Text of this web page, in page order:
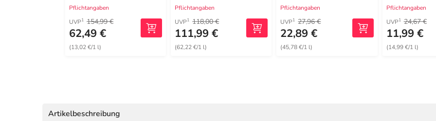
Pflichtangaben
UVP1 154,99 €
62,49 €
(13,02 €/1 l)
Pflichtangaben
UVP1 118,00 €
111,99 €
(62,22 €/1 l)
Pflichtangaben
UVP1 27,96 €
22,89 €
(45,78 €/1 l)
Pflichtangaben
UVP1 24,67 €
11,99 €
(14,99 €/1 l)
Artikelbeschreibung